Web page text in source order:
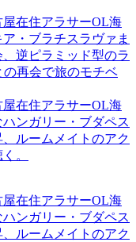
在住アラサーOL海
・ブラチスラヴァま
逆ピラミッド型のラ
再会で旅のモチベ
在住アラサーOL海
ンガリー・ブダペス
ルームメイトのアク
。
在住アラサーOL海
ンガリー・ブダペス
ルームメイトのアク